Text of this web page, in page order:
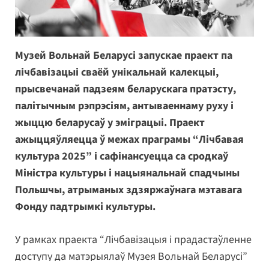
Музей Вольнай Беларусі запускае праект па
лічбавізацыі сваёй унікальнай калекцыі,
прысвечанай падзеям беларускага пратэсту,
палітычным рэпрэсіям, антываеннаму руху і
жыццю беларусаў у эміграцыі. Праект
ажыццяўляецца ў межах праграмы “Лічбавая
культура 2025” і сафінансуецца са сродкаў
Міністра культуры і нацыянальнай спадчыны
Польшчы, атрыманых здзяржаўнага мэтавага
Фонду падтрымкі культуры.
У рамках праекта “Лічбавізацыя і прадастаўленне
доступу да матэрыялаў Музея Вольнай Беларусі”